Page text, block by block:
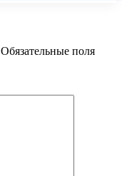
Обязательные поля